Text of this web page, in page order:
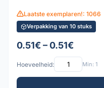
Laatste exemplaren!: 1066
Verpakking van 10 stuks
0.51€ – 0.51€
Hoeveelheid: Min: 1